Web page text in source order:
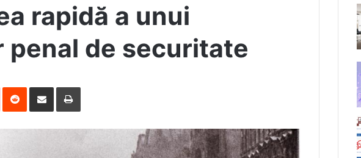
rapidă a unui
penal de securitate
Pinterest Reddit